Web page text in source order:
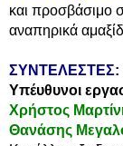
και προσβάσιμο
αναπηρικά
ΣΥΝΤΕΛΕΣΤΕΣ:
Υπέυθυνοι
Χρήστος
Θανάσης